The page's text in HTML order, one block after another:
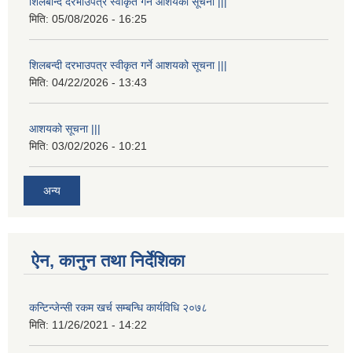
मिति: 05/08/2026 - 16:25
शिलबन्दी दरभाउपत्र स्वीकृत गर्ने आशयको सूचना |||
मिति: 04/22/2026 - 13:43
आशयको सूचना |||
मिति: 03/02/2026 - 10:21
अन्य
ऐन, कानुन तथा निर्देशिका
कन्टिन्जेन्सी रकम खर्च सम्बन्धि कार्यविधि २०७८
मिति: 11/26/2021 - 14:22